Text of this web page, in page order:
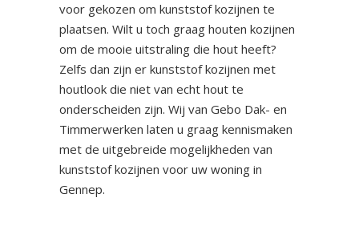
voor gekozen om kunststof kozijnen te
plaatsen. Wilt u toch graag houten kozijnen
om de mooie uitstraling die hout heeft?
Zelfs dan zijn er kunststof kozijnen met
houtlook die niet van echt hout te
onderscheiden zijn. Wij van Gebo Dak- en
Timmerwerken laten u graag kennismaken
met de uitgebreide mogelijkheden van
kunststof kozijnen voor uw woning in
Gennep.